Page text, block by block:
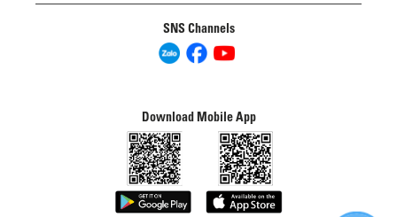
SNS Channels
Download Mobile App